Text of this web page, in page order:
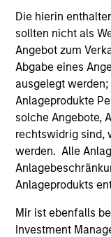
Die hierin
sollten nicht als
Angebot zum
Abgabe eines
ausgelegt
Anlageprodukte
solche Angebote,
rechtswidrig sind,
werden. Alle
Anlageprodukts
Mir ist ebenfalls
Investment
Services S.A., 11,
Schweiz. Die
de Genève, 17,
Beendet die
Fonds ihre
einem Land des
registriert ist, so
den OGAW-
Mit dem Fonds
demGlossar
Nettoinventarwerte
berechnet.